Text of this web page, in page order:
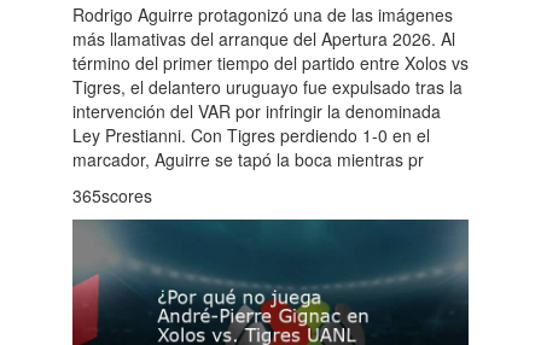
Rodrigo Aguirre protagonizó una de las imágenes
más llamativas del arranque del Apertura 2026. Al
término del primer tiempo del partido entre Xolos vs
Tigres, el delantero uruguayo fue expulsado tras la
intervención del VAR por infringir la denominada
Ley Prestianni. Con Tigres perdiendo 1-0 en el
marcador, Aguirre se tapó la boca mientras pr
365scores